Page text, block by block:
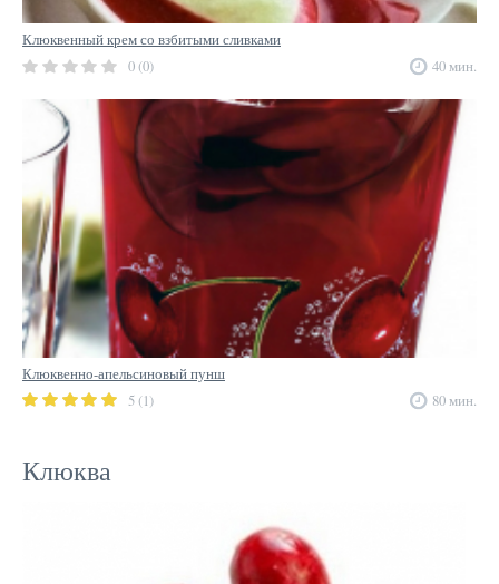
Клюквенный крем со взбитыми сливками
0 (0)
40 мин.
Клюквенно-апельсиновый пунш
5 (1)
80 мин.
Клюква